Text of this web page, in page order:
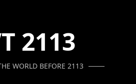
2113
WORLD BEFORE 2113